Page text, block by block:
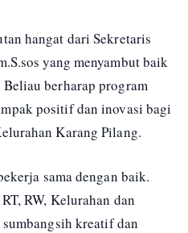
hangat dari Sekretaris
yang menyambut baik
berharap program
positif dan inovasi bagi
Karang Pilang.
sama dengan baik.
RW, Kelurahan dan
kreatif dan